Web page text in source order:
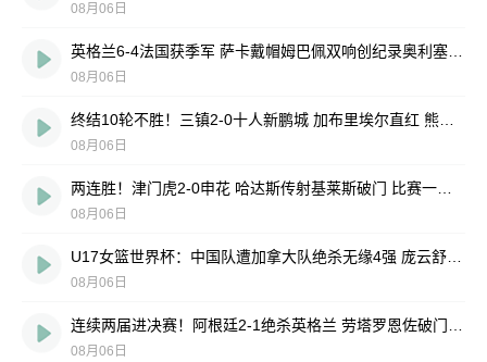
08月06日
08月06日
08月06日
08月06日
08月06日
08月06日